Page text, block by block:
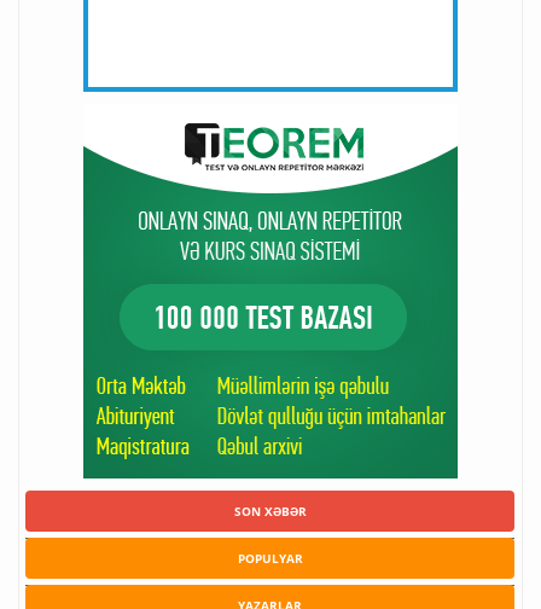
SON XƏBƏR
POPULYAR
YAZARLAR